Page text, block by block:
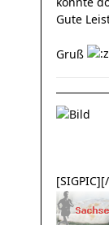
Gute
Gruß